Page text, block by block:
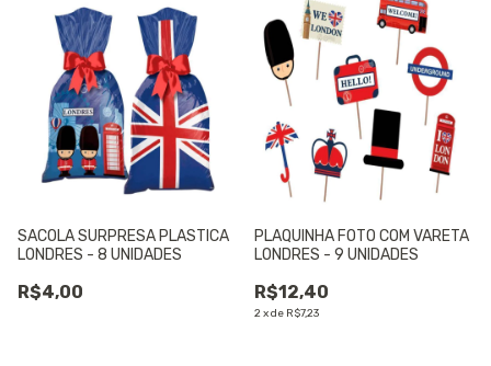
SACOLA SURPRESA PLASTICA
LONDRES - 8 UNIDADES
R$4,00
PLAQUINHA FOTO COM VARETA
LONDRES - 9 UNIDADES
R$12,40
2xde R$7,23